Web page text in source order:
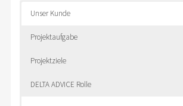
Unser Kunde
Projektaufgabe
Projektziele
DELTA ADVICE Rolle